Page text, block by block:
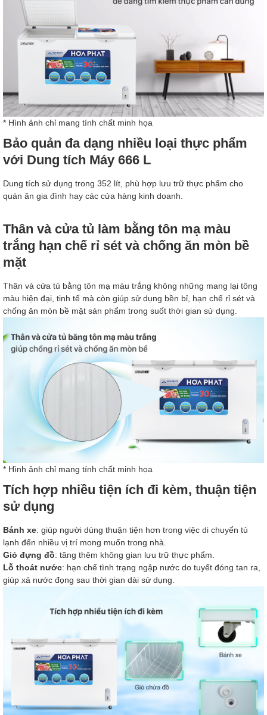
* Hình ảnh chỉ mang tính chất minh họa
Bảo quản đa dạng nhiều loại thực phẩm
với Dung tích Máy 666 L
Dung tích sử dụng trong 352 lít, phù hợp lưu trữ thực phẩm cho
quán ăn gia đình hay các cửa hàng kinh doanh.
Thân và cửa tủ làm bằng tôn mạ màu
trắng hạn chế rỉ sét và chống ăn mòn bề
mặt
Thân và cửa tủ bằng tôn mạ màu trắng không những mang lại tông
màu hiện đại, tinh tế mà còn giúp sử dụng bền bỉ, hạn chế rỉ sét và
chống ăn mòn bề mặt sản phẩm trong suốt thời gian sử dụng.
* Hình ảnh chỉ mang tính chất minh họa
Tích hợp nhiều tiện ích đi kèm, thuận tiện
sử dụng
Bánh xe: giúp người dùng thuận tiện hơn trong việc di chuyển tủ
lạnh đến nhiều vị trí mong muốn trong nhà.
Giỏ đựng đồ: tăng thêm không gian lưu trữ thực phẩm.
Lỗ thoát nước: hạn chế tình trạng ngập nước do tuyết đóng tan ra,
giúp xả nước đọng sau thời gian dài sử dụng.